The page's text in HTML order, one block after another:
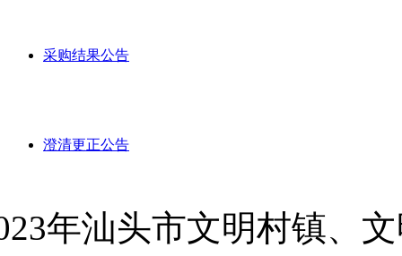
采购结果公告
澄清更正公告
年汕头市文明村镇、